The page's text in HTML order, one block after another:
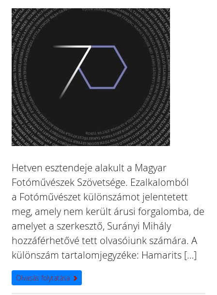
Hetven esztendeje alakult a Magyar
Fotóművészek Szövetsége. Ezalkalomból
a Fotóművészet különszámot jelentetett
meg, amely nem került árusi forgalomba, de
amelyet a szerkesztő, Surányi Mihály
hozzáférhetővé tett olvasóiunk számára. A
különszám tartalomjegyzéke: Hamarits […]
Olvasás folytatása